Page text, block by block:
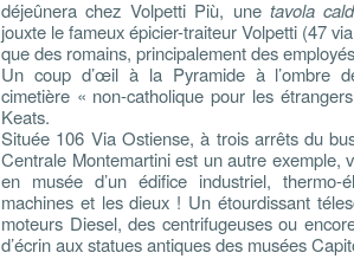
déjeûnera chez Volpetti Più, une tavola
jouxte le fameux épicier-traiteur Volpetti (47
que des romains, principalement des
Un coup d’œil à la Pyramide à l’ombre
cimetière « non-catholique pour les
Keats.
Située 106 Via Ostiense, à trois arrêts du
Centrale Montemartini est un autre exemple,
en musée d’un édifice industriel, thermo-
machines et les dieux ! Un étourdissant
moteurs Diesel, des centrifugeuses ou
d’écrin aux statues antiques des musées